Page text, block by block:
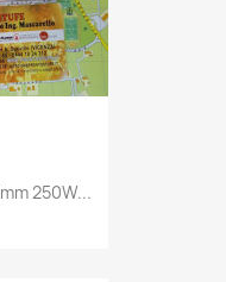
250W...